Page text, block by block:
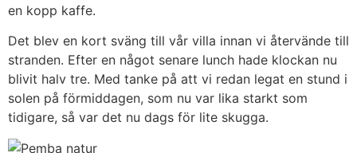
en kopp kaffe.
Det blev en kort sväng till vår villa innan vi återvände till
stranden. Efter en något senare lunch hade klockan nu
blivit halv tre. Med tanke på att vi redan legat en stund i
solen på förmiddagen, som nu var lika starkt som
tidigare, så var det nu dags för lite skugga.